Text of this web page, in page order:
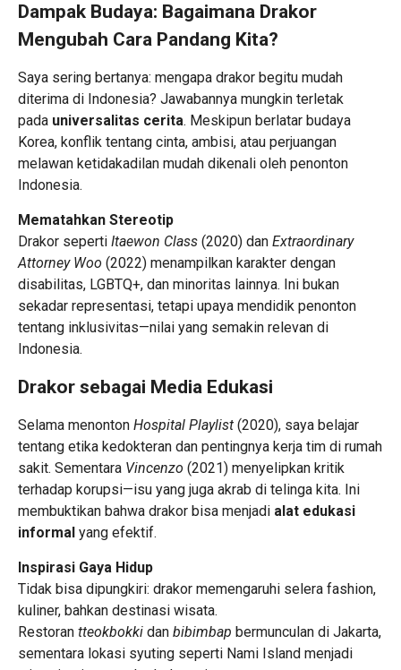
Dampak Budaya: Bagaimana Drakor
Mengubah Cara Pandang Kita?
Saya sering bertanya: mengapa drakor begitu mudah
diterima di Indonesia? Jawabannya mungkin terletak
pada universalitas cerita. Meskipun berlatar budaya
Korea, konflik tentang cinta, ambisi, atau perjuangan
melawan ketidakadilan mudah dikenali oleh penonton
Indonesia.
Mematahkan Stereotip
Drakor seperti Itaewon Class (2020) dan Extraordinary
Attorney Woo (2022) menampilkan karakter dengan
disabilitas, LGBTQ+, dan minoritas lainnya. Ini bukan
sekadar representasi, tetapi upaya mendidik penonton
tentang inklusivitas—nilai yang semakin relevan di
Indonesia.
Drakor sebagai Media Edukasi
Selama menonton Hospital Playlist (2020), saya belajar
tentang etika kedokteran dan pentingnya kerja tim di rumah
sakit. Sementara Vincenzo (2021) menyelipkan kritik
terhadap korupsi—isu yang juga akrab di telinga kita. Ini
membuktikan bahwa drakor bisa menjadi alat edukasi
informal yang efektif.
Inspirasi Gaya Hidup
Tidak bisa dipungkiri: drakor memengaruhi selera fashion,
kuliner, bahkan destinasi wisata.
Restoran tteokbokki dan bibimbap bermunculan di Jakarta,
sementara lokasi syuting seperti Nami Island menjadi